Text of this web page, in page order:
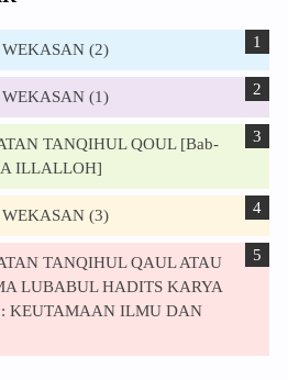
(2)
(1)
TANQIHUL QOUL [Bab-
ILLALLOH]
(3)
TANQIHUL QAUL ATAU
LUBABUL HADITS KARYA
KEUTAMAAN ILMU DAN